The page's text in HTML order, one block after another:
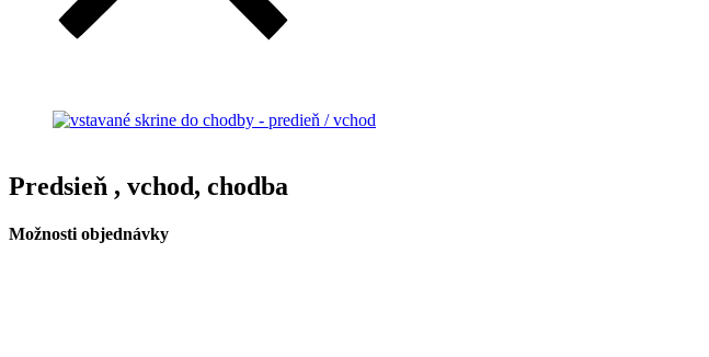
Predsieň , vchod, chodba
Možnosti objednávky